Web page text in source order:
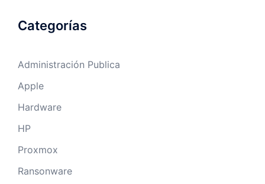
Categorías
Administración Publica
Apple
Hardware
HP
Proxmox
Ransonware